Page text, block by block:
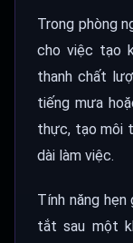
Trong phòng
cho việc tạo
thanh chất
tiếng mưa
thực, tạo môi
dài làm việc.
Tính năng
tắt sau một